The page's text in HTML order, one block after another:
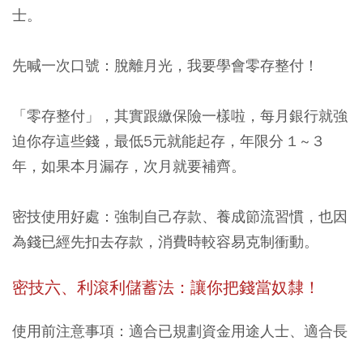
士。
先喊一次口號：脫離月光，我要學會零存整付！
「零存整付」，其實跟繳保險一樣啦，每月銀行就強
迫你存這些錢，最低5元就能起存，年限分 1 ~ 3
年，如果本月漏存，次月就要補齊。
密技使用好處：強制自己存款、養成節流習慣，也因
為錢已經先扣去存款，消費時較容易克制衝動。
密技六、利滾利儲蓄法：讓你把錢當奴隸！
使用前注意事項：適合已規劃資金用途人士、適合長